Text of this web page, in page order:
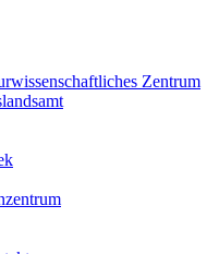
Zentrum